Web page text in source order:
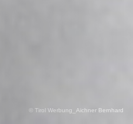
© Tirol Werbung_Aichner Bernhard